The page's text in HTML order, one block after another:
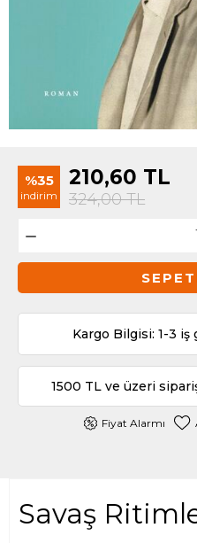
%35
indirim
210,60 TL
324,00TL
Kargo Bilgisi: 1-3
1500 TL ve üzeri
Fiyat Alarmı
Savaş